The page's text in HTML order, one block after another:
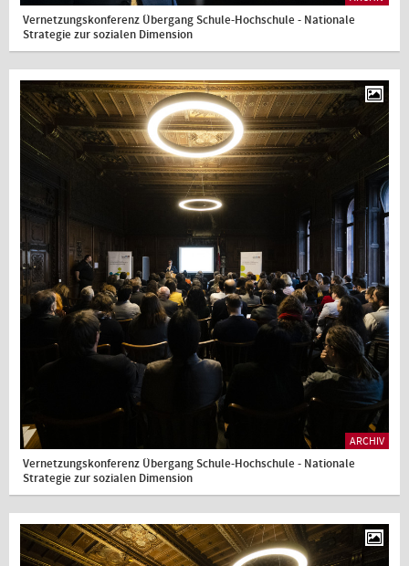
Vernetzungskonferenz Übergang Schule-Hochschule - Nationale
Strategie zur sozialen Dimension
ARCHIV
Vernetzungskonferenz Übergang Schule-Hochschule - Nationale
Strategie zur sozialen Dimension